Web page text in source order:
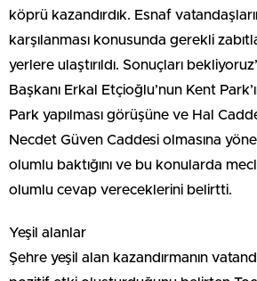
köprü kazandırdık. Esnaf
karşılanması konusunda gerekli
yerlere ulaştırıldı. Sonuçları
Başkanı Erkal Etçioğlu’nun Kent
Park yapılması görüşüne ve Hal
Necdet Güven Caddesi olmasına
olumlu baktığını ve bu konularda
olumlu cevap vereceklerini belirtti.
Yeşil alanlar
Şehre yeşil alan kazandırmanın